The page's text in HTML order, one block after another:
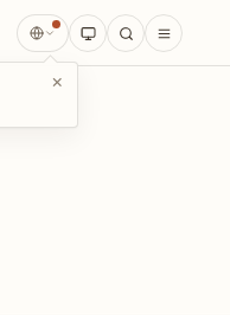
×